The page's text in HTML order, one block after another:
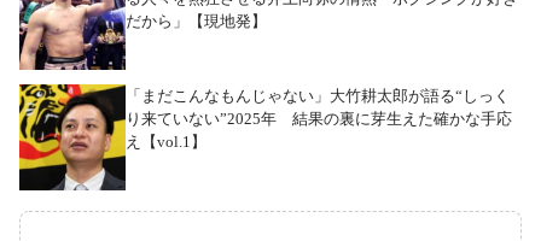
だから」【現地発】
「まだこんなもんじゃない」大竹耕太郎が語る“しっく
り来ていない”2025年 結果の裏に芽生えた確かな手応
え【vol.1】